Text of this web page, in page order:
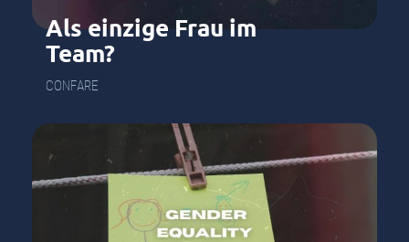
Als einzige Frau im
Team?
CONFARE